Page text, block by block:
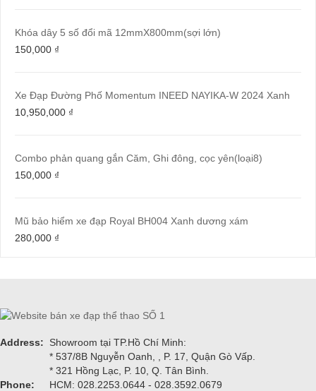
Khóa dây 5 số đổi mã 12mmX800mm(sợi lớn)
150,000 ₫
Xe Đạp Đường Phố Momentum INEED NAYIKA-W 2024 Xanh
10,950,000 ₫
Combo phản quang gắn Căm, Ghi đông, cọc yên(loại8)
150,000 ₫
Mũ bảo hiểm xe đạp Royal BH004 Xanh dương xám
280,000 ₫
Address:
Showroom tại TP.Hồ Chí Minh:
* 537/8B Nguyễn Oanh, , P. 17, Quận Gò Vấp.
* 321 Hồng Lạc, P. 10, Q. Tân Bình.
Phone:
HCM: 028.2253.0644 - 028.3592.0679